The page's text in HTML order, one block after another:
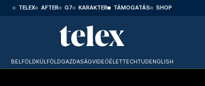
TELEX AFTER G7 KARAKTER TÁMOGATÁS SHOP
BELFÖLDKÜLFÖLDGAZDASÁGVIDEÓÉLETTECHTUDENGLISH